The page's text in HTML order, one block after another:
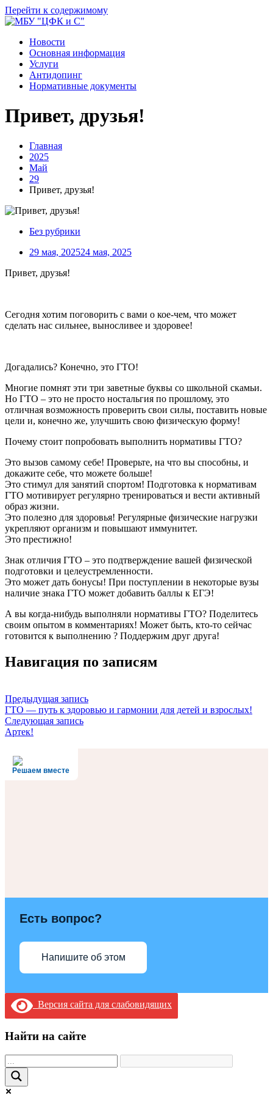
Перейти к содержимому
Новости
Основная информация
Услуги
Антидопинг
Нормативные документы
Привет, друзья!
Главная
2025
Май
29
Привет, друзья!
Без рубрики
29 мая, 202524 мая, 2025
Привет, друзья!
Сегодня хотим поговорить с вами о кое-чем, что может
сделать нас сильнее, выносливее и здоровее!
Догадались? Конечно, это ГТО!
Многие помнят эти три заветные буквы со школьной скамьи.
Но ГТО – это не просто ностальгия по прошлому, это
отличная возможность проверить свои силы, поставить новые
цели и, конечно же, улучшить свою физическую форму!
Почему стоит попробовать выполнить нормативы ГТО?
Это вызов самому себе! Проверьте, на что вы способны, и
докажите себе, что можете больше!
Это стимул для занятий спортом! Подготовка к нормативам
ГТО мотивирует регулярно тренироваться и вести активный
образ жизни.
Это полезно для здоровья! Регулярные физические нагрузки
укрепляют организм и повышают иммунитет.
Это престижно!
Знак отличия ГТО – это подтверждение вашей физической
подготовки и целеустремленности.
Это может дать бонусы! При поступлении в некоторые вузы
наличие знака ГТО может добавить баллы к ЕГЭ!
А вы когда-нибудь выполняли нормативы ГТО? Поделитесь
своим опытом в комментариях! Может быть, кто-то сейчас
готовится к выполнению ? Поддержим друг друга!
Навигация по записям
Предыдущая запись
ГТО — путь к здоровью и гармонии для детей и взрослых!
Следующая запись
Артек!
Решаем вместе
Есть вопрос?
Напишите об этом
Версия сайта для слабовидящих
Найти на сайте